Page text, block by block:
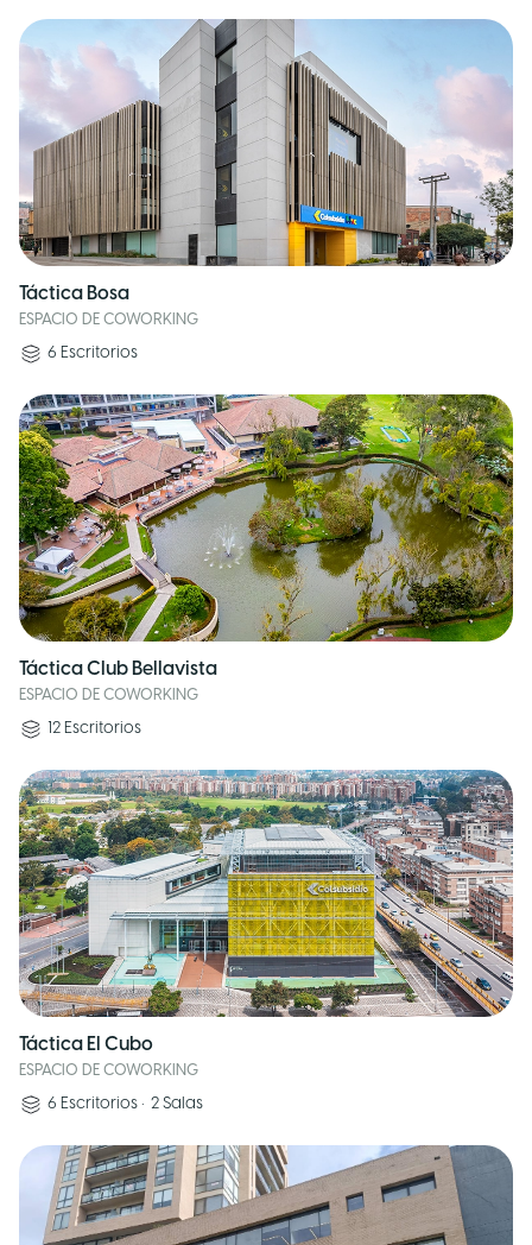
Táctica Bosa
ESPACIO DE COWORKING
6 Escritorios
Táctica Club Bellavista
ESPACIO DE COWORKING
12 Escritorios
Táctica El Cubo
ESPACIO DE COWORKING
6 Escritorios • 2 Salas